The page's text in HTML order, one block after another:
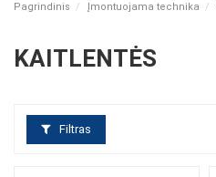
Pagrindinis Įmontuojama technika
KAITLENTĖS
Filtras